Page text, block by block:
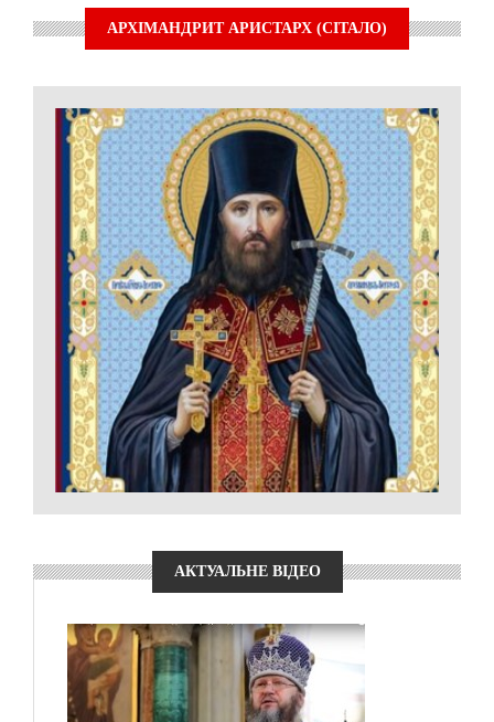
АРХІМАНДРИТ АРИСТАРХ (СІТАЛО)
АКТУАЛЬНЕ ВІДЕО